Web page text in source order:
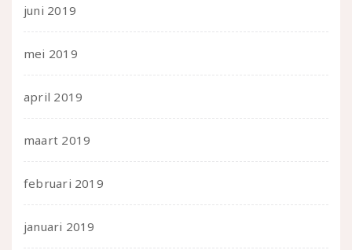
juni 2019
mei 2019
april 2019
maart 2019
februari 2019
januari 2019